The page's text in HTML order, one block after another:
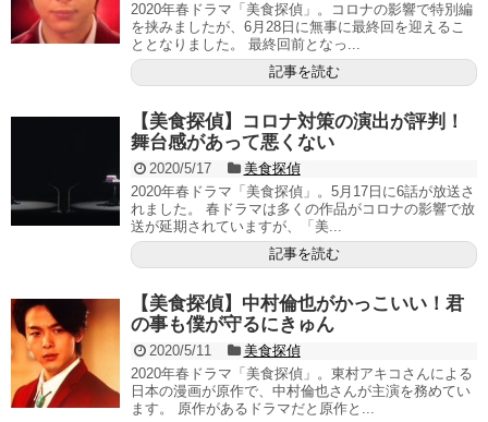
2020年春ドラマ「美食探偵」。コロナの影響で特別編
を挟みましたが、6月28日に無事に最終回を迎えるこ
ととなりました。 最終回前となっ...
記事を読む
【美食探偵】コロナ対策の演出が評判！
舞台感があって悪くない
2020/5/17
美食探偵
2020年春ドラマ「美食探偵」。5月17日に6話が放送さ
れました。 春ドラマは多くの作品がコロナの影響で放
送が延期されていますが、「美...
記事を読む
【美食探偵】中村倫也がかっこいい！君
の事も僕が守るにきゅん
2020/5/11
美食探偵
2020年春ドラマ「美食探偵」。東村アキコさんによる
日本の漫画が原作で、中村倫也さんが主演を務めてい
ます。 原作があるドラマだと原作と...